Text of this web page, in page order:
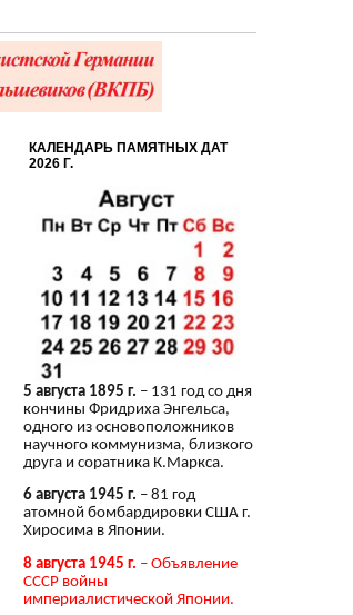
КАЛЕНДАРЬ ПАМЯТНЫХ ДАТ
2026 Г.
5 августа 1895 г. – 131 год со дня
кончины Фридриха Энгельса,
одного из основоположников
научного коммунизма, близкого
друга и соратника К.Маркса.
6 августа 1945 г. – 81 год
атомной бомбардировки США г.
Хиросима в Японии.
8 августа 1945 г. – Объявление
СССР войны
империалистической Японии.